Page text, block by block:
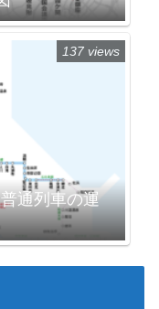
通列車の運
137 views